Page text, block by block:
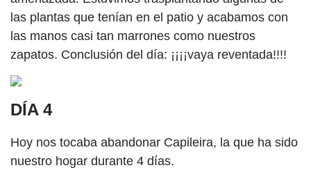
las plantas que tenían en el patio y acabamos con
las manos casi tan marrones como nuestros
zapatos. Conclusión del día: ¡¡¡¡vaya reventada!!!!
DÍA 4
Hoy nos tocaba abandonar Capileira, la que ha sido
nuestro hogar durante 4 días.